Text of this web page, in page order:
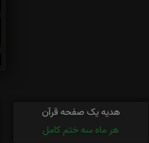
هدیه یک صفحه قرآن
هر ماه سه ختم کامل